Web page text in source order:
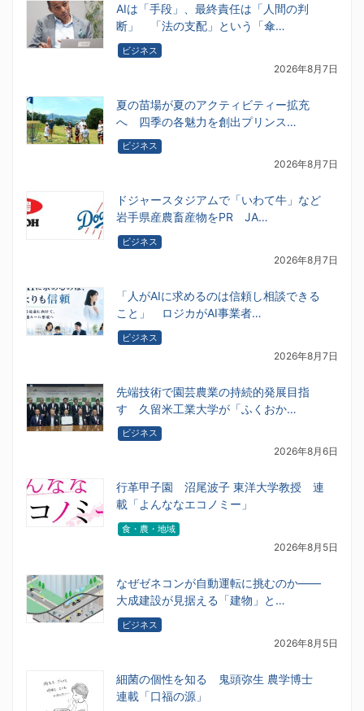
AIは「手段」、最終責任は「人間の判
断」 「法の支配」という「傘…
ビジネス
2026年8月7日
夏の苗場が夏のアクティビティー拡充
へ 四季の各魅力を創出プリンス…
ビジネス
2026年8月7日
ドジャースタジアムで「いわて牛」など
岩手県産農畜産物をPR JA…
ビジネス
2026年8月7日
「人がAIに求めるのは信頼し相談できる
こと」 ロジカがAI事業者…
ビジネス
2026年8月7日
先端技術で園芸農業の持続的発展目指
す 久留米工業大学が「ふくおか…
ビジネス
2026年8月6日
行革甲子園 沼尾波子 東洋大学教授 連
載「よんななエコノミー」
食・農・地域
2026年8月5日
なぜゼネコンが自動運転に挑むのか――
大成建設が見据える「建物」と…
ビジネス
2026年8月5日
細菌の個性を知る 鬼頭弥生 農学博士
連載「口福の源」